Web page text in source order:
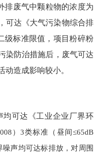
排废气中颗粒物的浓度为
可达《大气污染物综合排
级标准限值，项目粉碎粉
染防治措施后，废气可达
动造成影响较小。
均可达《工业企业厂界环
）3类标准（昼间≤65dB
噪声均可达标排放，对周围